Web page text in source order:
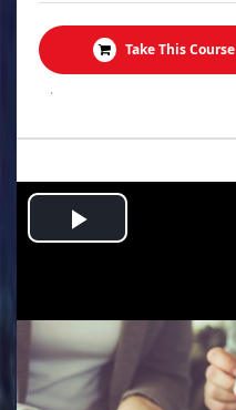
Take This Course
.
Play